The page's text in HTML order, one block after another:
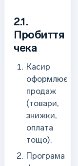
2.1.
Пробиття
чека
Касир
оформлює
продаж
(товари,
знижки,
оплата
тощо).
Програма